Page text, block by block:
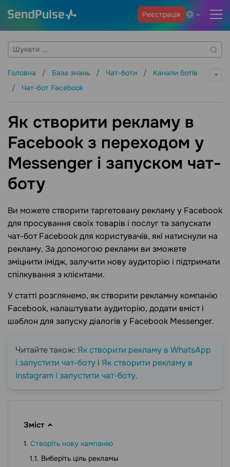
Реєстрація
Головна База знань Чат-боти
Канали ботів
Чат-бот Facebook
Як створити рекламу в
Facebook з переходом у
Messenger і запуском чат-
боту
Ви можете створити таргетовану рекламу у Facebook
для просування своїх товарів і послуг та запускати
чат-бот Facebook для користувачів, які натиснули на
рекламу. За допомогою реклами ви зможете
зміцнити імідж, залучити нову аудиторію і підтримати
спілкування з клієнтами.
У статті розглянемо, як створити рекламну компанію
Facebook, налаштувати аудиторію, додати вміст і
шаблон для запуску діалогів у Facebook Messenger.
Читайте також: Як створити рекламу в WhatsApp
і запустити чат-боту і Як створити рекламу в
Instagram і запустити чат-боту.
Зміст
Створіть нову кампанію
Виберіть ціль рекламы